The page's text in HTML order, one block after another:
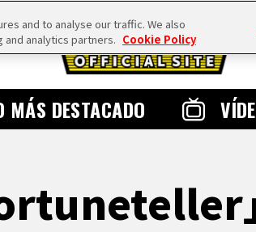
MÁS DESTACADO
and to analyse our traffic. We also
analytics partners. Cookie Policy